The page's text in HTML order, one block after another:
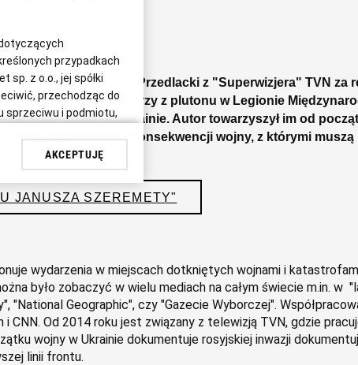
otrzymał Michał Przedlacki z "Superwizjera" TVN za
o losach żołnierzy z plutonu w Legionie
rosyjskimi w Ukrainie. Autor towarzyszył im od
obraz cierpienia i konsekwencji wojny, z którymi muszą
JANUSZA SZEREMETY"
wydarzenia w miejscach dotkniętych wojnami i
było zobaczyć w wielu mediach na całym świecie m.in. w
"National Geographic", czy "Gazecie Wyborczej".
i CNN. Od 2014 roku jest związany z telewizją TVN, gdzie
wojny w Ukrainie dokumentuje rosyjskiej inwazji
linii frontu.
przypadkach
sp. z o.o., jej spółki
przechodząc do
sprzeciwu i podmiotu,
sp. z o.o., jej
chwili zmienić swoje
dot. przetwarzania
celach:Użycie
identyfikacji.
pomiar reklam i
AKCEPTUJĘ